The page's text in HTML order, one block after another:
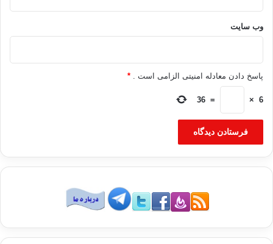
وب‌ سایت
پاسخ دادن معادله امنیتی الزامی است . *
6
×
=
36